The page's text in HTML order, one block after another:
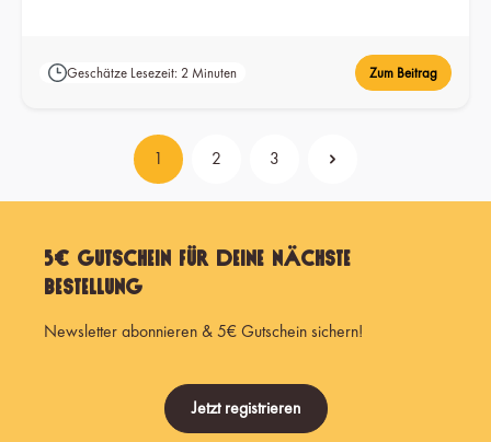
Geschätze Lesezeit: 2 Minuten Zum Beitrag
Seite
1 Seite
2 Seite
3
5€ Gutschein für Deine nächste
Bestellung
Newsletter abonnieren & 5€ Gutschein sichern!
Jetzt registrieren